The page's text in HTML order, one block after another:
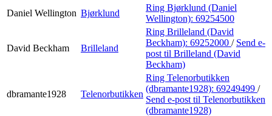
Daniel Wellington Bjørklund
Ring Bjørklund (Daniel
Wellington): 69254500
David Beckham Brilleland
Ring Brilleland (David
Beckham): 69252000 / Send e-
post til Brilleland (David
Beckham)
dbramante1928 Telenorbutikken
Ring Telenorbutikken
(dbramante1928): 69249499 /
Send e-post til Telenorbutikken
(dbramante1928)